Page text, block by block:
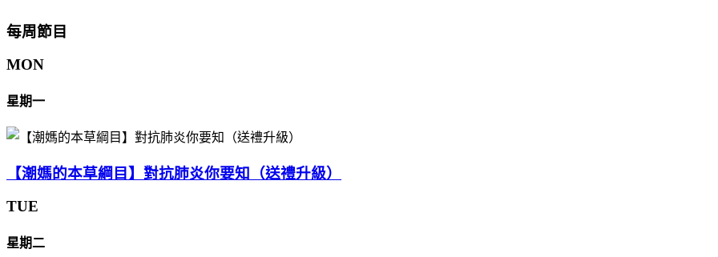
每周節目
MON
星期一
【潮媽的本草綱目】對抗肺炎你要知（送禮升級）
TUE
星期二